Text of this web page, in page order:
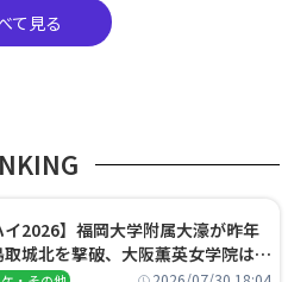
て見る
イ2026】福岡大学附属大濠が昨年
城北を撃破、大阪薫英女学院は岐
大会3日目試合結果